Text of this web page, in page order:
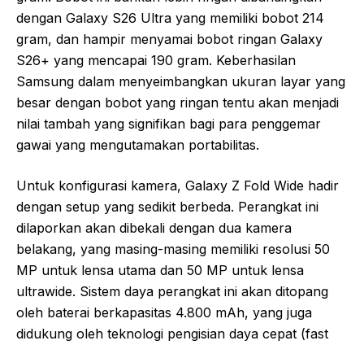
dengan Galaxy S26 Ultra yang memiliki bobot 214
gram, dan hampir menyamai bobot ringan Galaxy
S26+ yang mencapai 190 gram. Keberhasilan
Samsung dalam menyeimbangkan ukuran layar yang
besar dengan bobot yang ringan tentu akan menjadi
nilai tambah yang signifikan bagi para penggemar
gawai yang mengutamakan portabilitas.
Untuk konfigurasi kamera, Galaxy Z Fold Wide hadir
dengan setup yang sedikit berbeda. Perangkat ini
dilaporkan akan dibekali dengan dua kamera
belakang, yang masing-masing memiliki resolusi 50
MP untuk lensa utama dan 50 MP untuk lensa
ultrawide. Sistem daya perangkat ini akan ditopang
oleh baterai berkapasitas 4.800 mAh, yang juga
didukung oleh teknologi pengisian daya cepat (fast